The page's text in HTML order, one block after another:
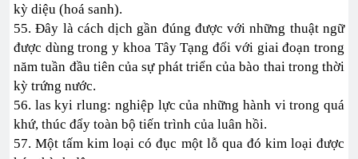
kỳ diệu (hoá sanh).
55. Đây là cách dịch gần đúng được với những thuật ngữ
được dùng trong y khoa Tây Tạng đối với giai đoạn trong
năm tuần đầu tiên của sự phát triển của bào thai trong thời
kỳ trứng nước.
56. las kyi rlung: nghiệp lực của những hành vi trong quá
khứ, thúc đẩy toàn bộ tiến trình của luân hồi.
57. Một tấm kim loại có đục một lỗ qua đó kim loại được